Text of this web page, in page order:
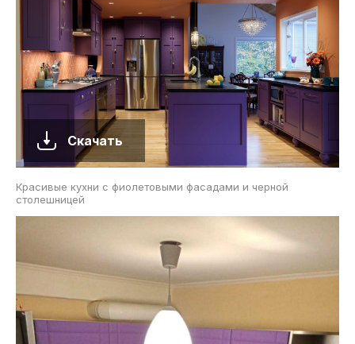
Скачать
Красивые кухни с фиолетовыми фасадами и черной
столешницей